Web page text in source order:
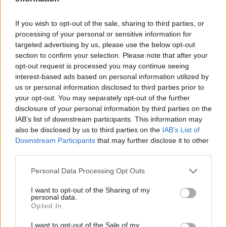
If you wish to opt-out of the sale, sharing to third parties, or
processing of your personal or sensitive information for
targeted advertising by us, please use the below opt-out
section to confirm your selection. Please note that after your
opt-out request is processed you may continue seeing
interest-based ads based on personal information utilized by
us or personal information disclosed to third parties prior to
your opt-out. You may separately opt-out of the further
disclosure of your personal information by third parties on the
IAB’s list of downstream participants. This information may
also be disclosed by us to third parties on the IAB’s List of
Downstream Participants that may further disclose it to other
Please note that this website/app uses one or more Google
not limited to your visit or usage behaviour. You may click to
grant or deny consent to Google and its third-party tags to
use your data for below specified purposes in below Google
consent section.
Personal Data Processing Opt Outs
I want to opt-out of the Sharing of my
personal data.
Opted In
I want to opt-out of the Sale of my
la cautela nella preparazione può rivelarsi una
risorsa preziosa.
La discussione sull’efficacia di questa strategia
prosegue tra gli addetti ai lavori: alcuni
sostengono che l’adattamento alla superficie
richieda necessariamente molti match, altri,
come lo staff di Sinner, ritengono che la qualità
del lavoro e la protezione del fisico possano
portare a risultati migliori. In ogni caso, la
missione verso Wimbledon 2026 è già in atto e
controllo dei carichi e la progressione studiata.